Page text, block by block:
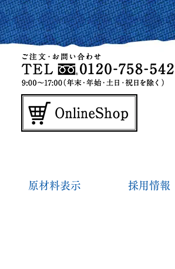
原材料表示 採用情報